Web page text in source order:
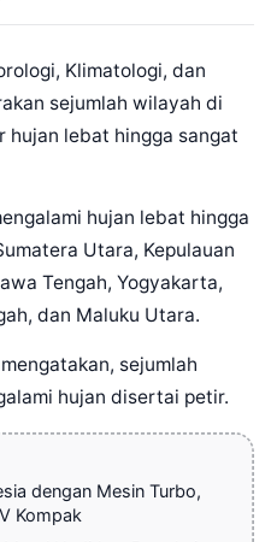
Klimatologi, dan
sejumlah wilayah di
hujan lebat hingga sangat
hujan lebat hingga
Utara, Kepulauan
Tengah, Yogyakarta,
dan Maluku Utara.
sejumlah
hujan disertai petir.
dengan Mesin Turbo,
Kompak